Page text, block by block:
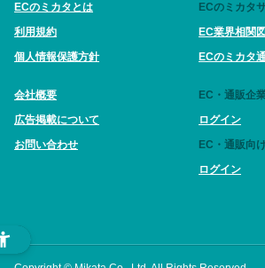
ECのミカタとは
利用規約
個人情報保護方針
会社概要
広告掲載について
お問い合わせ
ECのミカタ
EC業界相関図
ECのミカタ
EC・通販企
ログイン
EC・通販向
ログイン